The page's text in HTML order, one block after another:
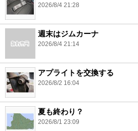
2026/8/4 21:28
週末はジムカーナ
2026/8/4 21:14
アプライトを交換する
2026/8/2 16:04
夏も終わり？
2026/8/1 23:09